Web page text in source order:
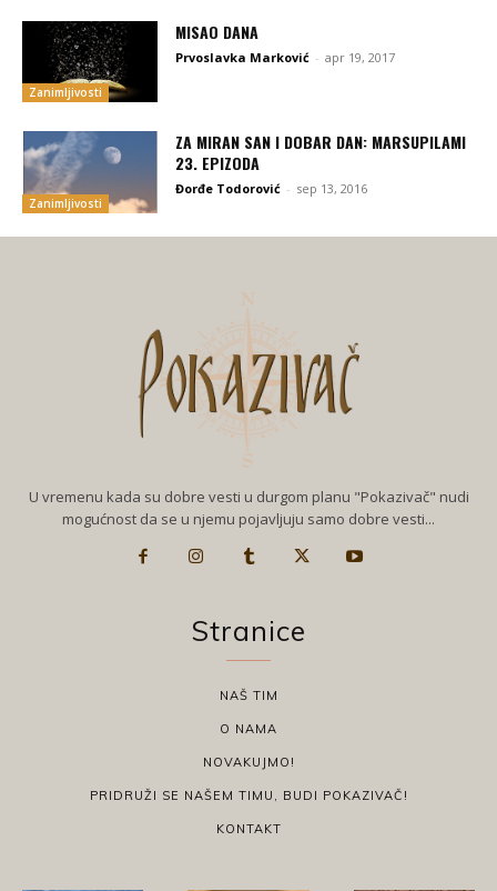
Zanimljivosti
MISAO DANA
Prvoslavka Marković - apr 19, 2017
Zanimljivosti
ZA MIRAN SAN I DOBAR DAN: MARSUPILAMI
23. EPIZODA
Đorđe Todorović - sep 13, 2016
U vremenu kada su dobre vesti u durgom planu "Pokazivač" nudi
mogućnost da se u njemu pojavljuju samo dobre vesti...
Stranice
NAŠ TIM
O NAMA
NOVAKUJMO!
PRIDRUŽI SE NAŠEM TIMU, BUDI POKAZIVAČ!
KONTAKT